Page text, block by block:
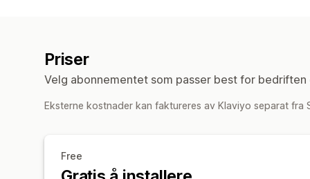
Priser
Velg abonnementet som passer best for bedriften
Eksterne kostnader kan faktureres av Klaviyo separat fra
Free